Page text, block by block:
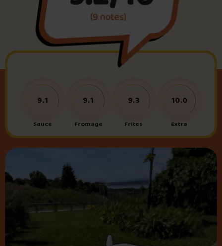
Foire aux questions
Me connecter
(9 notes)
Sauce
9.1
Fromage
9.1
Frites
9.3
Extra
10.0